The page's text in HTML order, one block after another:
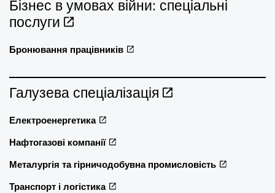
Бізнес в умовах війни: спеціальні
послуги
Бронювання працівників
Галузева спеціалізація
Електроенергетика
Нафтогазові компанії
Металургія та гірничодобувна промисловість
Транспорт і логістика